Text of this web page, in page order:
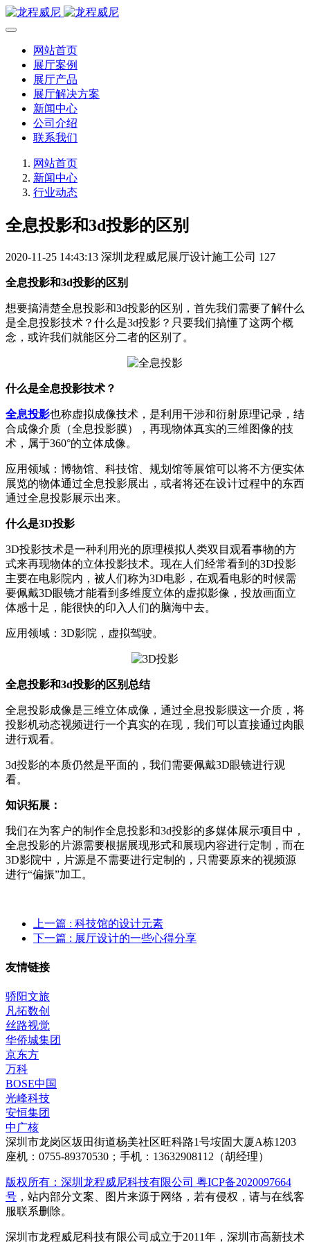
网站首页
展厅案例
展厅产品
展厅解决方案
新闻中心
公司介绍
联系我们
网站首页
新闻中心
行业动态
全息投影和3d投影的区别
2020-11-25 14:43:13 深圳龙程威尼展厅设计施工公司 127
全息投影和3d投影的区别
想要搞清楚全息投影和3d投影的区别，首先我们需要了解什么
是全息投影技术？什么是3d投影？只要我们搞懂了这两个概
念，或许我们就能区分二者的区别了。
什么是全息投影技术？
全息投影也称虚拟成像技术，是利用干涉和衍射原理记录，结
合成像介质（全息投影膜），再现物体真实的三维图像的技
术，属于360°的立体成像。
应用领域：博物馆、科技馆、规划馆等展馆可以将不方便实体
展览的物体通过全息投影展出，或者将还在设计过程中的东西
通过全息投影展示出来。
什么是3D投影
3D投影技术是一种利用光的原理模拟人类双目观看事物的方
式来再现物体的立体投影技术。现在人们经常看到的3D投影
主要在电影院内，被人们称为3D电影，在观看电影的时候需
要佩戴3D眼镜才能看到多维度立体的虚拟影像，投放画面立
体感十足，能很快的印入人们的脑海中去。
应用领域：3D影院，虚拟驾驶。
全息投影和3d投影的区别总结
全息投影成像是三维立体成像，通过全息投影膜这一介质，将
投影机动态视频进行一个真实的在现，我们可以直接通过肉眼
进行观看。
3d投影的本质仍然是平面的，我们需要佩戴3D眼镜进行观
看。
知识拓展：
我们在为客户的制作全息投影和3d投影的多媒体展示项目中，
全息投影的片源需要根据展现形式和展现内容进行定制，而在
3D影院中，片源是不需要进行定制的，只需要原来的视频源
进行“偏振”加工。
上一篇 : 科技馆的设计元素
下一篇 : 展厅设计的一些心得分享
友情链接
骄阳文旅
凡拓数创
丝路视觉
华侨城集团
京东方
万科
BOSE中国
光峰科技
安恒集团
中广核
深圳市龙岗区坂田街道杨美社区旺科路1号垵固大厦A栋1203
座机：0755-89370530；手机：13632908112（胡经理）
版权所有：深圳龙程威尼科技有限公司 粤ICP备2020097664
号 ，站内部分文案、图片来源于网络，若有侵权，请与在线客
服联系删除。
深圳市龙程威尼科技有限公司成立于2011年，深圳市高新技术